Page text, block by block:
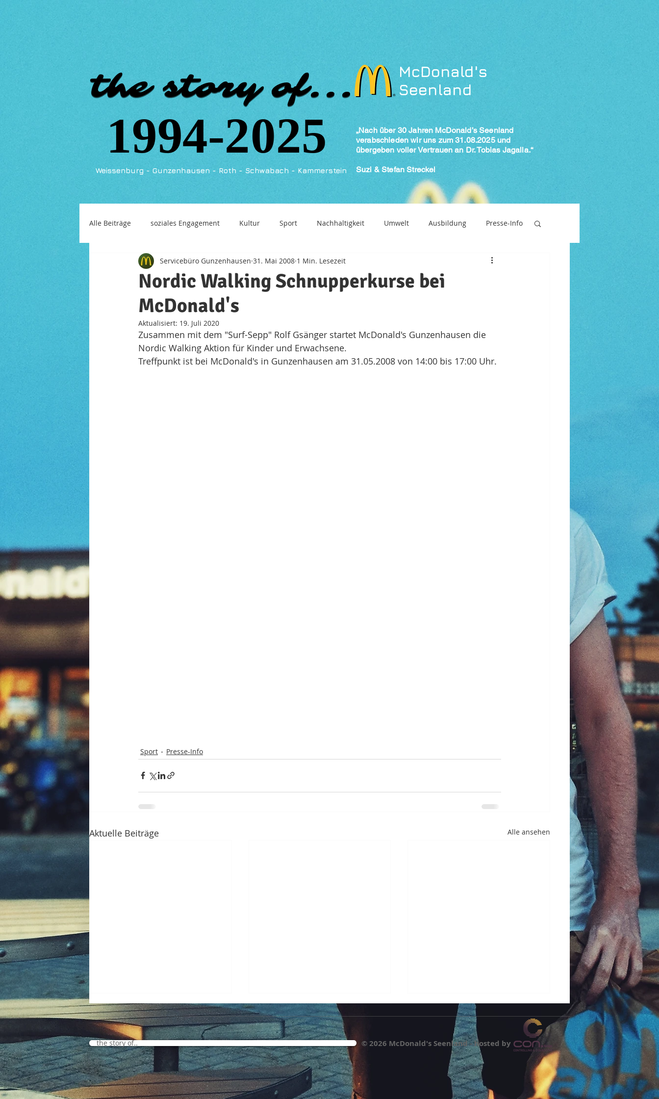
the story of...
the story of...
​McDonald's
Seenland
1994-2025
1994-2025
Weissenburg - Gunzenhausen - Roth - Schwabach - Kammerstein
„Nach über 30 Jahren McDonald’s Seenland
verabschieden wir uns zum 31.08.2025 und
übergeben voller Vertrauen an Dr. Tobias Jagalla.“
Suzi & Stefan Streckel
Alle Beiträge soziales Engagement Kultur Sport Nachhaltigkeit Umwelt Ausbildung Presse-Info
Mitarbeiter Restaurant der Zukunft Kinderhilfe Integration
Nordic Walking Schnupperkurse bei
McDonald's
Servicebüro Gunzenhausen 31. Mai 2008 1 Min. Lesezeit
Aktualisiert: 19. Juli 2020
Zusammen mit dem "Surf-Sepp" Rolf Gsänger startet McDonald's Gunzenhausen die
Nordic Walking Aktion für Kinder und Erwachsene.
Treffpunkt ist bei McDonald's in Gunzenhausen am 31.05.2008 von 14:00 bis 17:00 Uhr.
Sport Presse-Info
Aktuelle Beiträge Alle ansehen
Frauen Union Gunzenhausen
McDonald's Servicebüro jetzt
BR fragt nach... bei
the story of.. © 2026 McDonald's Seenland - hosted by